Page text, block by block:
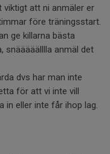
viktigt att ni anmäler er
före träningsstart.
ge killarna bästa
snääääälllla anmäl det
dvs har man inte
för att vi inte vill
in eller inte får ihop lag.